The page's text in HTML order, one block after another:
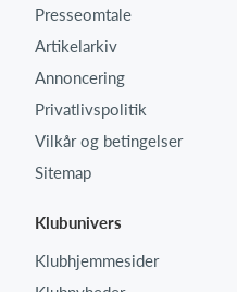
Presseomtale
Artikelarkiv
Annoncering
Privatlivspolitik
Vilkår og betingelser
Sitemap
Klubunivers
Klubhjemmesider